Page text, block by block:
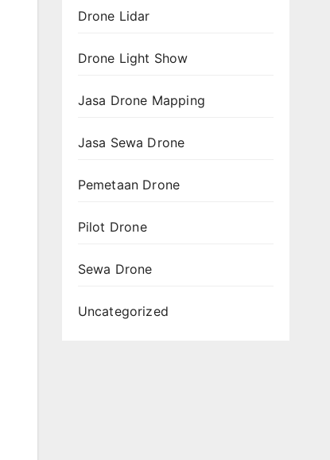
Drone Lidar
Drone Light Show
Jasa Drone Mapping
Jasa Sewa Drone
Pemetaan Drone
Pilot Drone
Sewa Drone
Uncategorized